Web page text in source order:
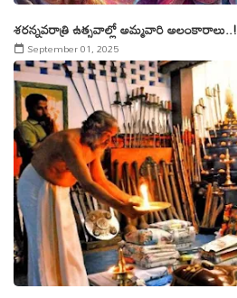
శరన్నవరాత్రి ఉత్సవాల్లో అమ్మవారి అలంకారాలు..!
September 01, 2025